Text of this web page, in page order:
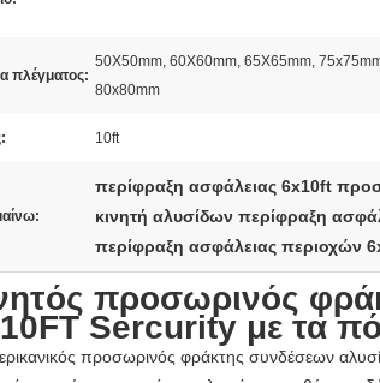
πλέγματος:
50X50mm, 60X60mm, 65X65mm,
80x80mm
10ft
περίφραξη ασφάλειας 6x10ft
κινητή αλυσίδων περίφραξη
περίφραξη ασφάλειας περιοχών
προσωρινός
Sercurity με τα
προσωρινός φράκτης συνδέσεων